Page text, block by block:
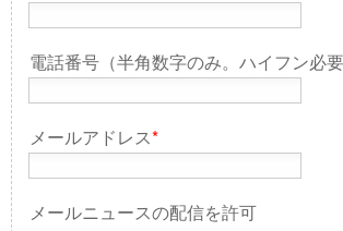
電話番号（半角数字のみ。ハイフン必要
メールアドレス*
メールニュースの配信を許可